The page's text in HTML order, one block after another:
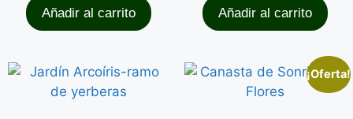
Añadir al carrito Añadir al carrito
¡Oferta!